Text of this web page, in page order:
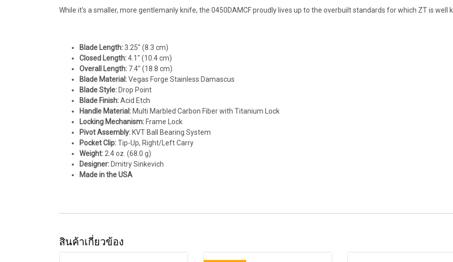
While it's a smaller, more gentlemanly knife, the 0450DAMCF proudly lives up to the overbuilt standards for which ZT is well
Blade Length:3.25" (8.3 cm)
Closed Length:4.1" (10.4 cm)
Overall Length: 7.4" (18.8 cm)
Blade Material:Vegas Forge Stainless Damascus
Blade Style: Drop Point
Blade Finish:Acid Etch
Handle Material: Multi Marbled Carbon Fiber with Titanium Lock
Locking Mechanism: Frame Lock
Pivot Assembly: KVT Ball Bearing System
Pocket Clip:Tip-Up, Right/Left Carry
Weight: 2.4 oz. (68.0 g)
Designer: Dmitry Sinkevich
Made in the USA
สินค้าเกี่ยวข้อง